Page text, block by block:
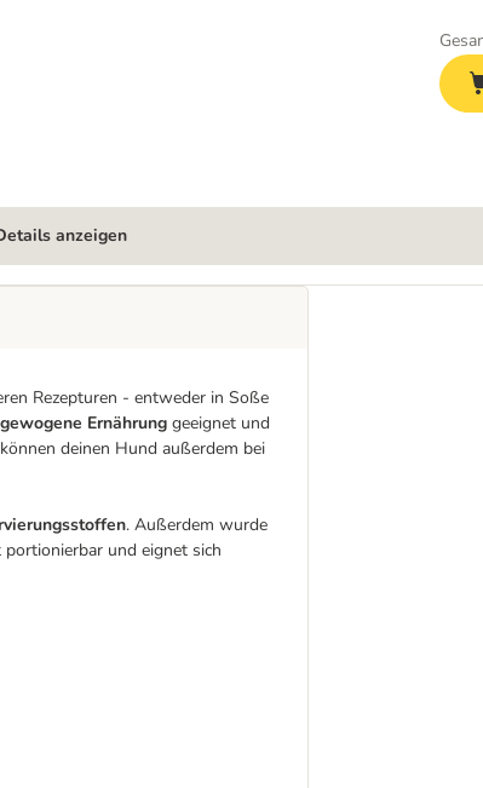
anzeigen
Rezepturen - entweder in Soße
Ernährung geeignet und
deinen Hund außerdem bei
. Außerdem wurde
und eignet sich